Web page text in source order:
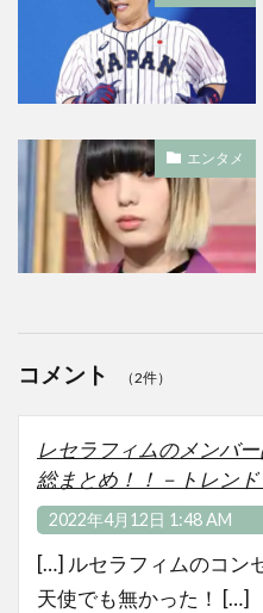
エンタメ
コメント （2件）
レセラフィムのメンバ
総まとめ！！－トレン
2022年4月12日 1:48 AM
[…] ルセラフィムのコン
天使でも無かった！ […]